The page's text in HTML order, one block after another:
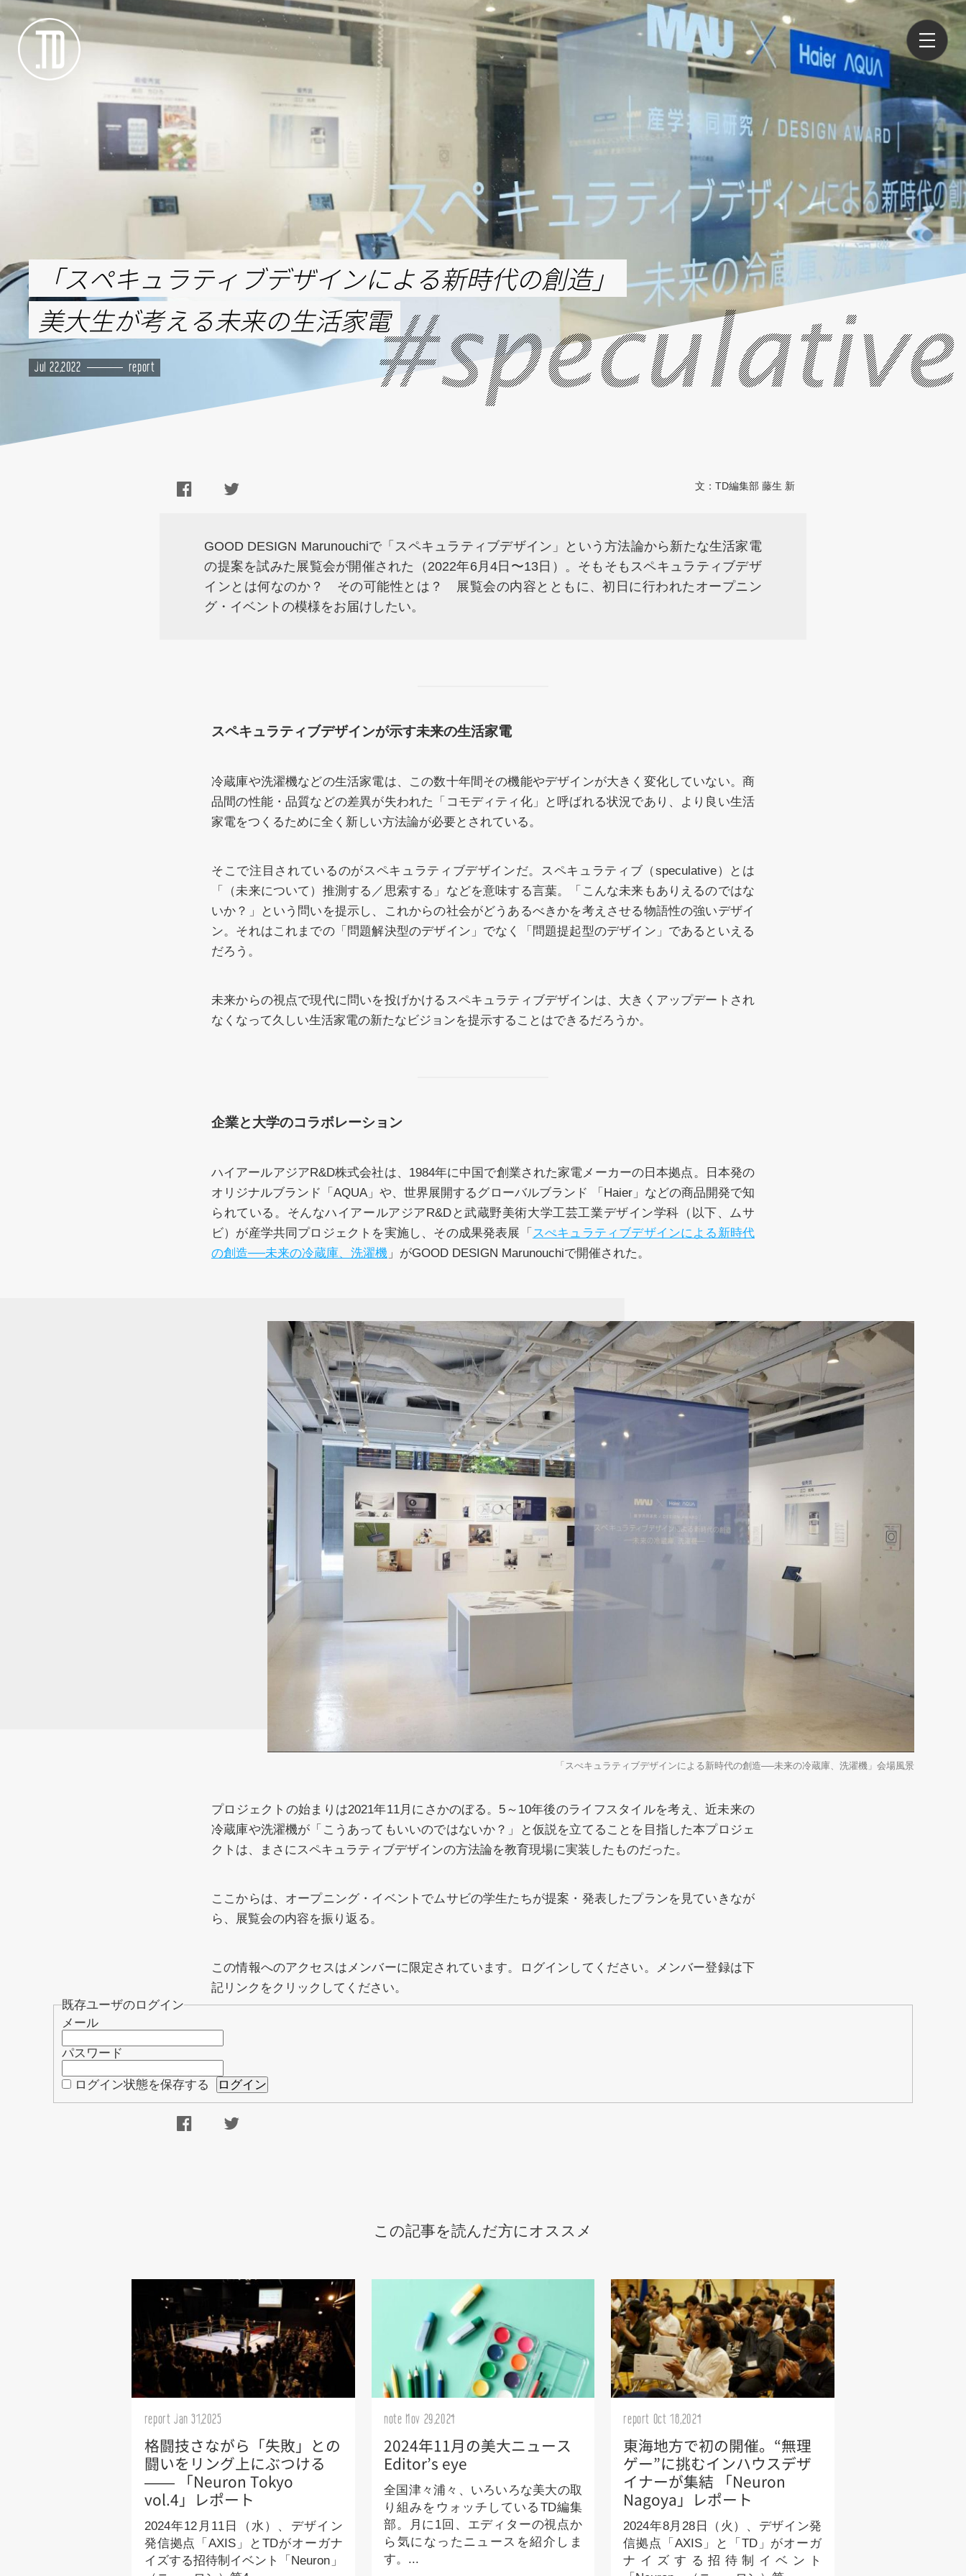
「スペキュラティブデザインによる新時代の創造」
美大生が考える未来の生活家電
Jul 22,2022 report #speculative
文： TD編集部 藤生 新
GOOD DESIGN Marunouchiで「スペキュラティブデザイン」という方法論から新たな生活家電
の提案を試みた展覧会が開催された（2022年6月4日〜13日）。そもそもスペキュラティブデザ
インとは何なのか？ その可能性とは？ 展覧会の内容とともに、初日に行われたオープニン
グ・イベントの模様をお届けしたい。
スペキュラティブデザインが示す未来の生活家電
冷蔵庫や洗濯機などの生活家電は、この数十年間その機能やデザインが大きく変化していない。商
品間の性能・品質などの差異が失われた「コモディティ化」と呼ばれる状況であり、より良い生活
家電をつくるために全く新しい方法論が必要とされている。
そこで注目されているのがスペキュラティブデザインだ。スペキュラティブ（speculative）とは
「（未来について）推測する／思索する」などを意味する言葉。「こんな未来もありえるのではな
いか？」という問いを提示し、これからの社会がどうあるべきかを考えさせる物語性の強いデザイ
ン。それはこれまでの「問題解決型のデザイン」でなく「問題提起型のデザイン」であるといえる
だろう。
未来からの視点で現代に問いを投げかけるスペキュラティブデザインは、大きくアップデートされ
なくなって久しい生活家電の新たなビジョンを提示することはできるだろうか。
企業と大学のコラボレーション
ハイアールアジアR&D株式会社は、1984年に中国で創業された家電メーカーの日本拠点。日本発の
オリジナルブランド「AQUA」や、世界展開するグローバルブランド 「Haier」などの商品開発で知
られている。そんなハイアールアジアR&Dと武蔵野美術大学工芸工業デザイン学科（以下、ムサ
ビ）が産学共同プロジェクトを実施し、その成果発表展「 スぺキュラティブデザインによる新時代
の創造──未来の冷蔵庫、洗濯機 」がGOOD DESIGN Marunouchiで開催された。
「スぺキュラティブデザインによる新時代の創造──未来の冷蔵庫、洗濯機」会場風景
プロジェクトの始まりは2021年11月にさかのぼる。5～10年後のライフスタイルを考え、近未来の
冷蔵庫や洗濯機が「こうあってもいいのではないか？」と仮説を立てることを目指した本プロジェ
クトは、まさにスペキュラティブデザインの方法論を教育現場に実装したものだった。
ここからは、オープニング・イベントでムサビの学生たちが提案・発表したプランを見ていきなが
ら、展覧会の内容を振り返る。
この情報へのアクセスはメンバーに限定されています。ログインしてください。メンバー登録は下
記リンクをクリックしてください。
既存ユーザのログイン
メール
パスワード
ログイン状態を保存する
この記事を読んだ方にオススメ
report Jan 31,2025
格闘技さながら「失敗」との
闘いをリング上にぶつける
—— 「Neuron Tokyo
vol.4」レポート
2024年12月11日（水）、デザイン
発信拠点「AXIS」とTDがオーガナ
イズする招待制イベント「Neuron」
note Nov 29,2024
2024年11月の美大ニュース
Editor’s eye
全国津々浦々、いろいろな美大の取
り組みをウォッチしているTD編集
部。月に1回、エディターの視点か
ら気になったニュースを紹介しま
す。...
report Oct 18,2024
東海地方で初の開催。“無理
ゲー”に挑むインハウスデザ
イナーが集結 「Neuron
Nagoya」レポート
2024年8月28日（火）、デザイン発
信拠点「AXIS」と「TD」がオーガ
ナイズする招待制イベント